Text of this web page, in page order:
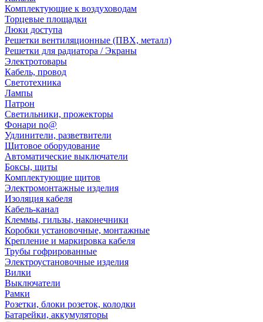
Комплектующие к воздуховодам
Торцевые площадки
Люки доступа
Решетки вентиляционные (ПВХ, металл)
Решетки для радиатора / Экраны
Электротовары
Кабель, провод
Светотехника
Лампы
Патрон
Светильники, прожекторы
Фонари no@
Удлинители, разветвители
Щитовое оборудование
Автоматические выключатели
Боксы, щиты
Комплектующие щитов
Электромонтажные изделия
Изоляция кабеля
Кабель-канал
Клеммы, гильзы, наконечники
Коробки установочные, монтажные
Крепление и маркировка кабеля
Трубы гофрированные
Электроустановочные изделия
Вилки
Выключатели
Рамки
Розетки, блоки розеток, колодки
Батарейки, аккумуляторы